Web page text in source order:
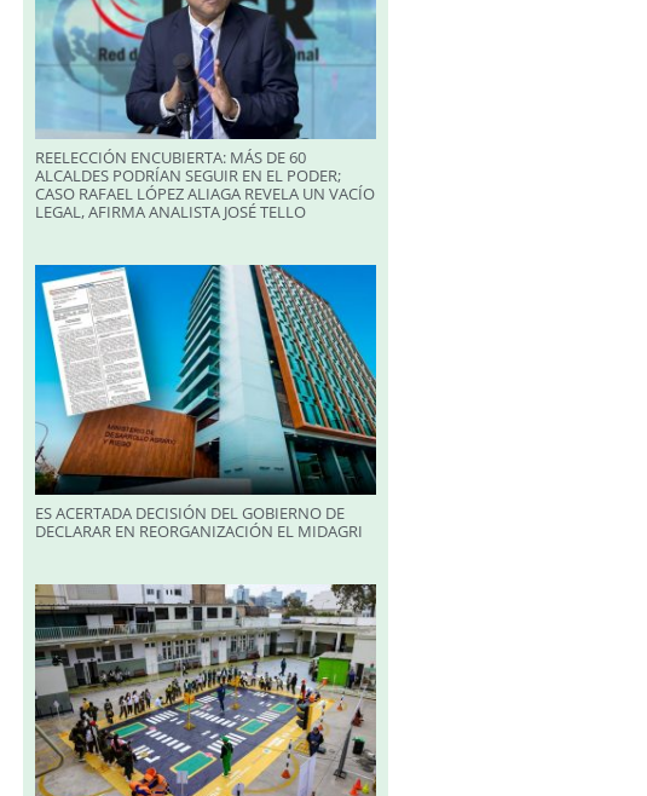
REELECCIÓN ENCUBIERTA: MÁS DE 60
ALCALDES PODRÍAN SEGUIR EN EL PODER;
CASO RAFAEL LÓPEZ ALIAGA REVELA UN VACÍO
LEGAL, AFIRMA ANALISTA JOSÉ TELLO
ES ACERTADA DECISIÓN DEL GOBIERNO DE
DECLARAR EN REORGANIZACIÓN EL MIDAGRI